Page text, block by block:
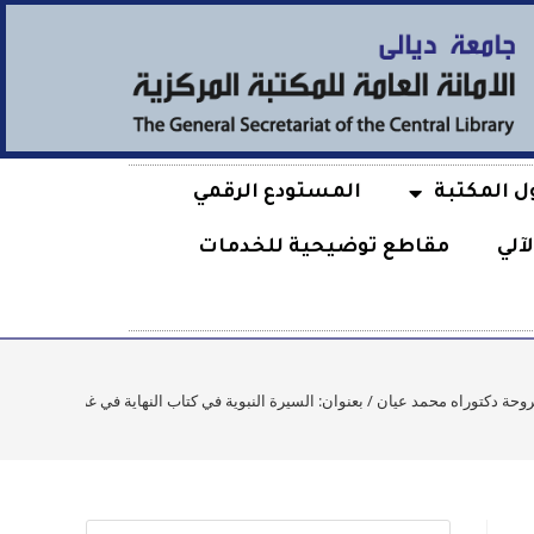
المكتبة المستودع الرقمي
مقاطع توضيحية للخدمات
دكتوراه محمد عيان / بعنوان: السيرة النبوية في كتاب النهاية في غريب الحديث والأثر